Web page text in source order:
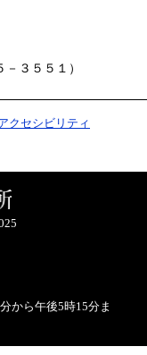
３５５１）
クセシビリティ
から午後5時15分ま